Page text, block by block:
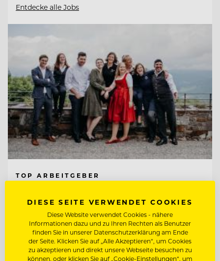
Entdecke alle Jobs
TOP ARBEITGEBER
83471 Berchtesgaden, Deutschland
CHEF DE RANG IM PUR 2* (M/W/D)
DIESE SEITE VERWENDET COOKIES
Diese Website verwendet Cookies - nähere
Informationen dazu und zu Ihren Rechten als Benutzer
finden Sie in unserer Datenschutzerklärung am Ende
der Seite. Klicken Sie auf „Alle Akzeptieren“, um Cookies
zu akzeptieren und direkt unsere Webseite besuchen zu
können, oder klicken Sie auf „Cookie-Einstellungen“, um